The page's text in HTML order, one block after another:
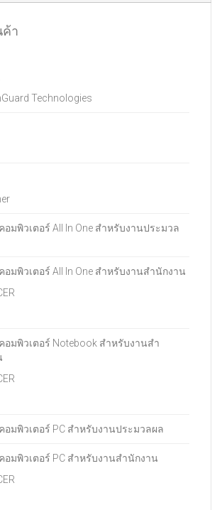
า
Technologies
อมพิวเตอร์ All In One สําหรับงานประมวล
อมพิวเตอร์ All In One สําหรับงานสํานักงาน
อมพิวเตอร์ Notebook สําหรับงานสํา
อมพิวเตอร์ PC สำหรับงานประมวลผล
อมพิวเตอร์ PC สําหรับงานสํานักงาน